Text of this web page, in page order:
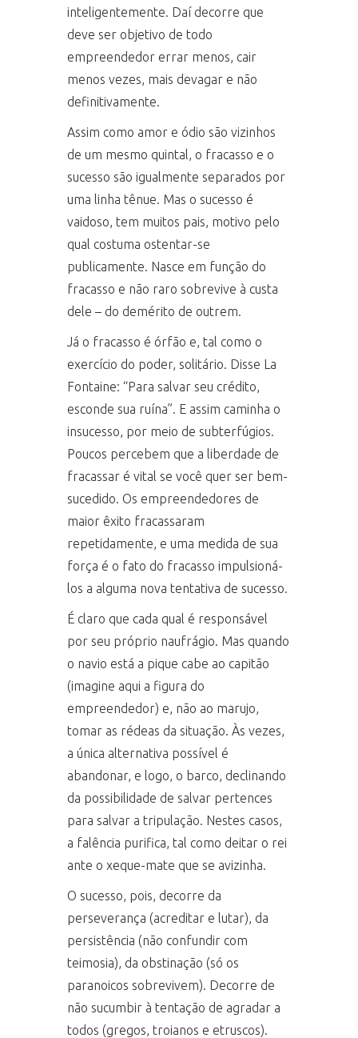
inteligentemente. Daí decorre que
deve ser objetivo de todo
empreendedor errar menos, cair
menos vezes, mais devagar e não
definitivamente.
Assim como amor e ódio são vizinhos
de um mesmo quintal, o fracasso e o
sucesso são igualmente separados por
uma linha tênue. Mas o sucesso é
vaidoso, tem muitos pais, motivo pelo
qual costuma ostentar-se
publicamente. Nasce em função do
fracasso e não raro sobrevive à custa
dele – do demérito de outrem.
Já o fracasso é órfão e, tal como o
exercício do poder, solitário. Disse La
Fontaine: “Para salvar seu crédito,
esconde sua ruína”. E assim caminha o
insucesso, por meio de subterfúgios.
Poucos percebem que a liberdade de
fracassar é vital se você quer ser bem-
sucedido. Os empreendedores de
maior êxito fracassaram
repetidamente, e uma medida de sua
força é o fato do fracasso impulsioná-
los a alguma nova tentativa de sucesso.
É claro que cada qual é responsável
por seu próprio naufrágio. Mas quando
o navio está a pique cabe ao capitão
(imagine aqui a figura do
empreendedor) e, não ao marujo,
tomar as rédeas da situação. Às vezes,
a única alternativa possível é
abandonar, e logo, o barco, declinando
da possibilidade de salvar pertences
para salvar a tripulação. Nestes casos,
a falência purifica, tal como deitar o rei
ante o xeque-mate que se avizinha.
O sucesso, pois, decorre da
perseverança (acreditar e lutar), da
persistência (não confundir com
teimosia), da obstinação (só os
paranoicos sobrevivem). Decorre de
não sucumbir à tentação de agradar a
todos (gregos, troianos e etruscos).